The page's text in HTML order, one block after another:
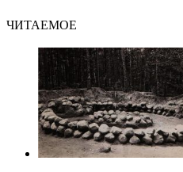
ЧИТАЕМОЕ